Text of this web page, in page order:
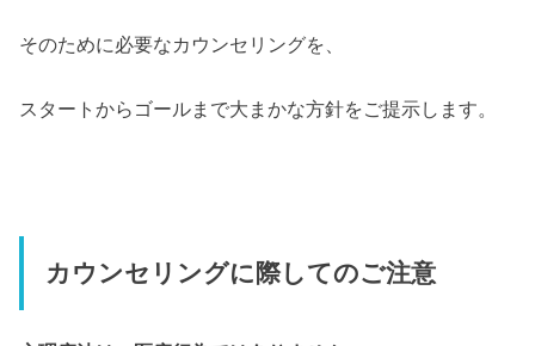
そのために必要なカウンセリングを、
スタートからゴールまで大まかな方針をご提示します。
カウンセリングに際してのご注意